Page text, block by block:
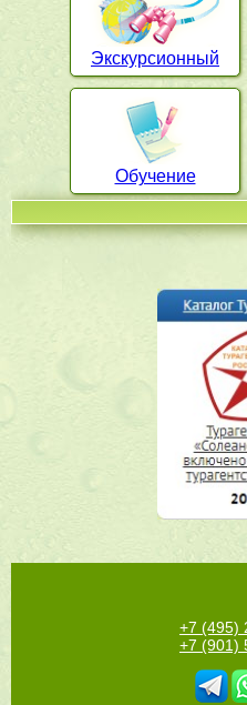
Экскурсионный
Обучение
+7 (495)
+7 (901)